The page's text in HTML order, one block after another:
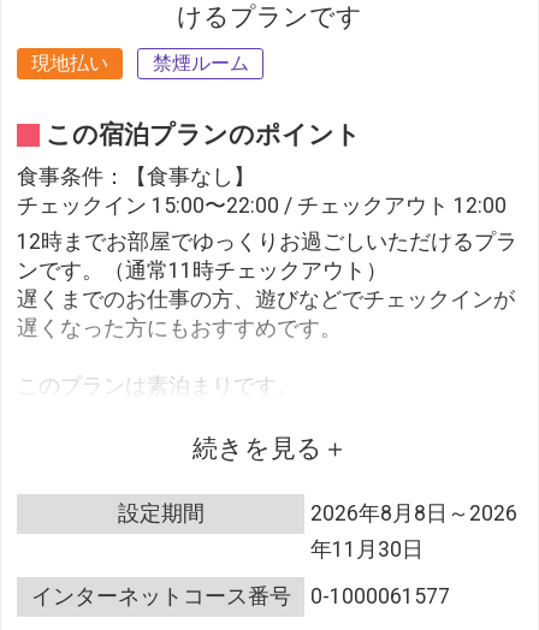
けるプランです
現地払い 禁煙ルーム
この宿泊プランのポイント
食事条件：【食事なし】
チェックイン 15:00〜22:00 / チェックアウト 12:00
12時までお部屋でゆっくりお過ごしいただけるプラ
ンです。（通常11時チェックアウト）
遅くまでのお仕事の方、遊びなどでチェックインが
遅くなった方にもおすすめです。
このプランは素泊まりです。
ホテル敷地内に平面駐車場をご用意しております。
（先着順・予約不可）
滞在期間中は入出庫自由でご利用いただけます。
入出庫する度に駐車券の処理が必要ですので、フロ
続きを見る
設定期間
2026年8月8日～2026
年11月30日
インターネットコース番号
0-1000061577